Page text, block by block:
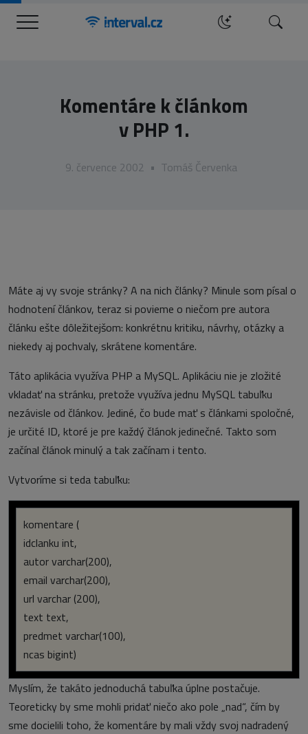
Menu Hledat
Komentáre k článkom
v PHP 1.
9. července 2002 • Tomáš Červenka
Máte aj vy svoje stránky? A na nich články? Minule som písal o
hodnotení článkov, teraz si povieme o niečom pre autora
článku ešte dôležitejšom: konkrétnu kritiku, návrhy, otázky a
niekedy aj pochvaly, skrátene komentáre.
Táto aplikácia využíva PHP a MySQL. Aplikáciu nie je zložité
vkladať na stránku, pretože využíva jednu MySQL tabuľku
nezávisle od článkov. Jediné, čo bude mať s článkami spoločné,
je určité ID, ktoré je pre každý článok jedinečné. Takto som
začínal článok minulý a tak začínam i tento.
Vytvoríme si teda tabuľku:
komentare (
idclanku int,
autor varchar(200),
email varchar(200),
url varchar (200),
text text,
predmet varchar(100),
ncas bigint)
Myslím, že takáto jednoduchá tabuľka úplne postačuje.
Teoreticky by sme mohli pridať niečo ako pole „nad“, čím by
sme docielili toho, že komentáre by mali vždy svoj nadradený